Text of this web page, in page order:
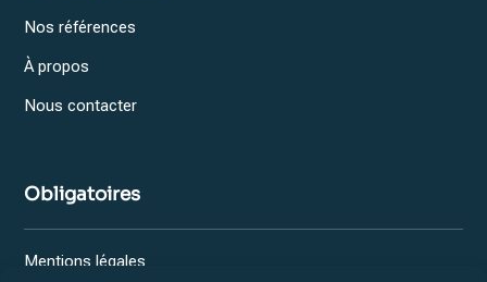
Nos références
À propos
Nous contacter
Obligatoires
Mentions légales